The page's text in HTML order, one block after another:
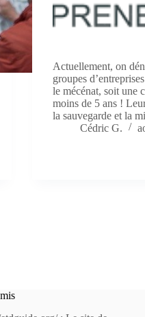
Actuellement, on
groupes
le mécénat, soit une
moins de 5 ans !
la sauvegarde et la
Cédric G.